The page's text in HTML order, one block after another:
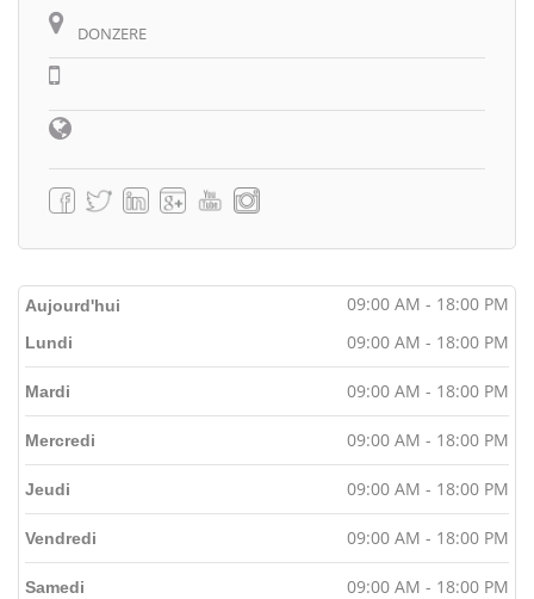
DONZERE
Aujourd'hui 09:00 AM - 18:00 PM
Lundi 09:00 AM - 18:00 PM
Mardi 09:00 AM - 18:00 PM
Mercredi 09:00 AM - 18:00 PM
Jeudi 09:00 AM - 18:00 PM
Vendredi 09:00 AM - 18:00 PM
Samedi 09:00 AM - 18:00 PM